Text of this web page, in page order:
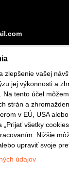
zlepšenie vašej
jej výkonnosti a
Na tento účel
strán a
v EÚ, USA
„Prijať všetky
Nižšie
upraviť svoje
údajov